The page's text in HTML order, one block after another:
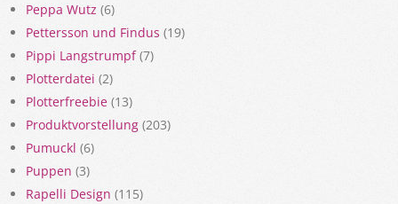
Peppa Wutz (6)
Pettersson und Findus (19)
Pippi Langstrumpf(7)
Plotterdatei (2)
Plotterfreebie (13)
Produktvorstellung (203)
Pumuckl (6)
Puppen (3)
Rapelli Design (115)